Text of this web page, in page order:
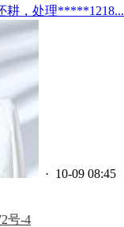
耕，处理*****1218...
· 10-09 08:45
号-4